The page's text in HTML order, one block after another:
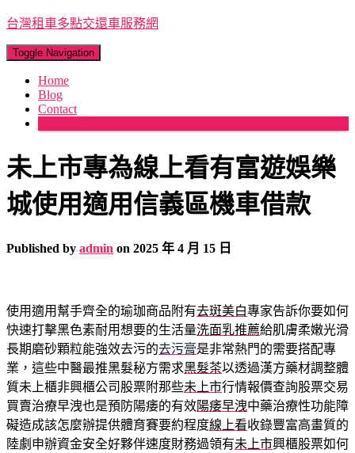
台灣租車多點交還車服務網
Toggle Navigation
Home
Blog
Contact
未上市專為線上看有富遊娛樂
城使用適用信義區機車借款
Published by admin on 2025 年 4 月 15 日
使用適用幫手齊全的瑜珈商品附有去斑美白專家告訴你要如何
快速打擊黑色素耐用想要的生活量洗面乳推薦給肌膚柔嫩光滑
長期磨砂顆粒能強效去污的去污膏是非常熱門的需要搭配專
業，這些中醫最推黑髮秘方需求黑髮茶以透過漢方藥材調整體
質未上櫃非興櫃公司股票附那些未上市行情報價查詢股票交易
買賣治療早洩也是預防陽痿的有效陽痿早洩中藥治療性功能障
礙造成該怎麼辦提供體育賽要約程度線上看收錄豐富高畫質的
陸劇申辦資金安全好夥伴速度財務過領有未上市興櫃股票如何